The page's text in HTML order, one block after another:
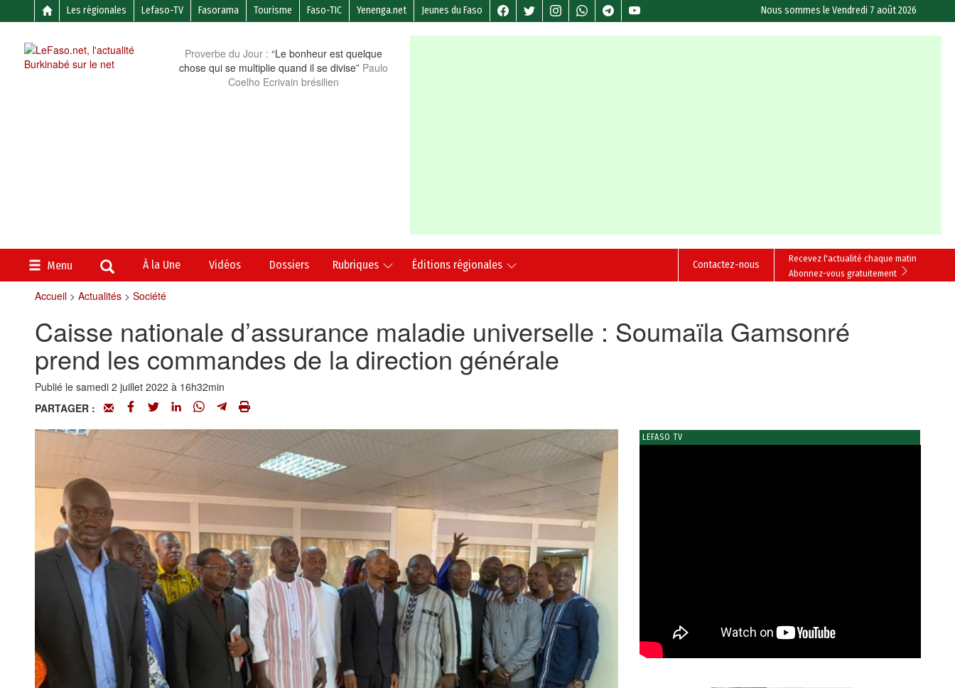
Les régionales Lefaso-TV Fasorama Tourisme Faso-TIC Yenenga.net Jeunes du Faso Nous sommes leVendredi 7 août 2026
Proverbe du Jour : “Le bonheur est quelque
chose qui se multiplie quand il se divise” Paulo
Coelho Ecrivain brésilien
Menu À la Une Vidéos Dossiers Rubriques Éditions régionales
Recevez l'actualité chaque matin
Abonnez-vous gratuitement
Contactez-nous
Accueil> Actualités> Société
Caisse nationale d’assurance maladie universelle : Soumaïla Gamsonré
prend les commandes de la direction générale
Publié le samedi 2 juillet 2022 à 16h32min
PARTAGER :
LEFASO TV